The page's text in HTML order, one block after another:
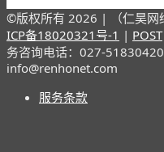
©版权所有 2026 | （仁昊网
ICP备18020321号-1 | POST
务咨询电话：027-51830420
info@renhonet.com
服务条款